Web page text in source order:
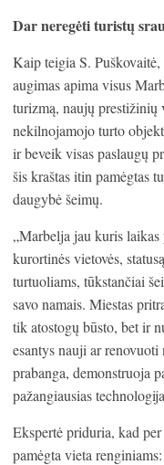
Dar neregėti turistų
Kaip teigia S.
augimas apima visus
turizmą, naujų prestižinių
nekilnojamojo turto
ir beveik visas paslaugų
šis kraštas itin pamėgtas
daugybė šeimų.
„Marbelja jau kuris
kurortinės vietovės,
turtuoliams, tūkstančiai
savo namais. Miestas
tik atostogų būsto, bet ir
esantys nauji ar
prabanga, demonstruoja
pažangiausias
Ekspertė priduria, kad
pamėgta vieta